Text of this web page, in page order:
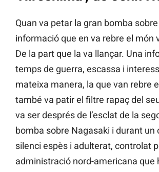
Quan va petar la gran bomba
informació que en va rebre el món
De la part que la va llançar. Una
temps de guerra, escassa i
mateixa manera, la que van rebre
també va patir el filtre rapaç del
va ser després de l’esclat de la
bomba sobre Nagasaki i durant un
silenci espès i adulterat, controlat
administració nord-americana que